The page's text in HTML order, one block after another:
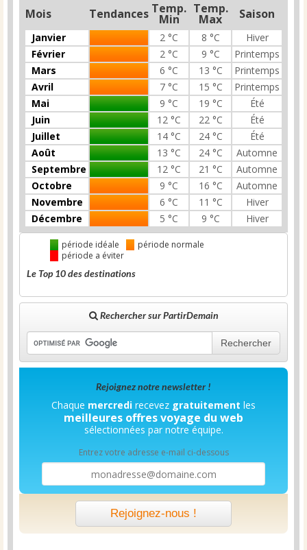
Mois Tendances Temp.
Min
Temp.
Max Saison
Janvier 2 °C 8 °C
Hiver
Février
2 °C 9 °C
Printemps
Mars
6 °C 13 °C
Printemps
Avril
7 °C 15 °C
Printemps
Mai
9 °C 19 °C
Été
Juin
12 °C 22 °C
Été
Juillet
14 °C 24 °C
Été
Août
13 °C 24 °C
Automne
Septembre
12 °C 21 °C
Automne
Octobre
9 °C 16 °C
Automne
Novembre
6 °C 11 °C
Hiver
Décembre
5 °C 9 °C Hiver
période idéale
période normale
période a éviter
Le Top 10 des destinations
Rechercher sur PartirDemain
Rechercher
Rejoignez notre newsletter !
Chaque mercredi recevez gratuitement les
meilleures offres voyage du web
sélectionnées par notre équipe.
Entrez votre adresse e-mail ci-dessous
Rejoignez-nous !